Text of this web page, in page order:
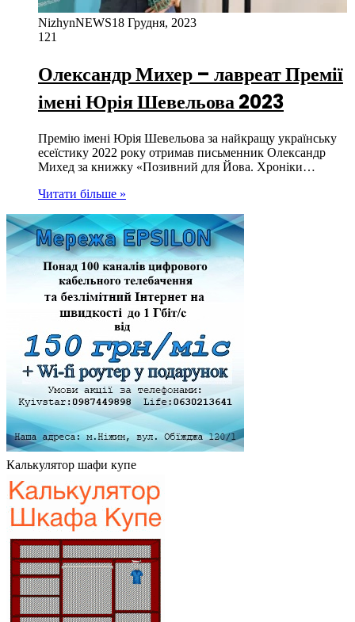
NizhynNEWS18 Грудня, 2023
121
Олександр Михер – лавреат Премії
імені Юрія Шевельова 2023
Премію імені Юрія Шевельова за найкращу українську
есеїстику 2022 року отримав письменник Олександр
Михед за книжку «Позивний для Йова. Хроніки…
Читати більше »
Калькулятор шафи купе